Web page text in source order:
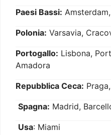
Paesi Bassi:
Polonia: Varsavia,
Portogallo: Lisbona,
Amadora
Repubblica Ceca:
Spagna: Madrid,
Usa: Miami